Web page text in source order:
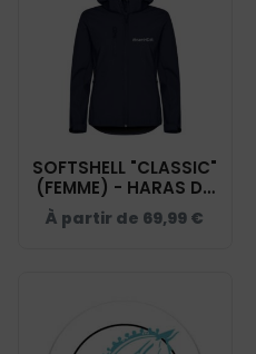
SOFTSHELL "CLASSIC"
(FEMME) - HARAS DU
MANOIR - 0200917
À partir de 69,99 €